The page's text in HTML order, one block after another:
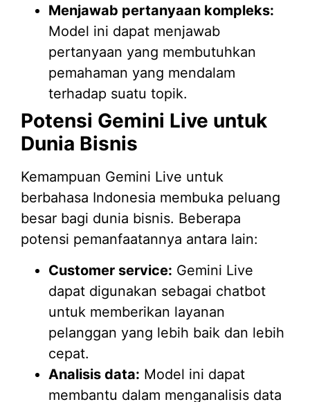
Menjawab pertanyaan kompleks:
Model ini dapat menjawab
pertanyaan yang membutuhkan
pemahaman yang mendalam
terhadap suatu topik.
Potensi Gemini Live untuk
Dunia Bisnis
Kemampuan Gemini Live untuk
berbahasa Indonesia membuka peluang
besar bagi dunia bisnis. Beberapa
potensi pemanfaatannya antara lain:
Customer service: Gemini Live
dapat digunakan sebagai chatbot
untuk memberikan layanan
pelanggan yang lebih baik dan lebih
cepat.
Analisis data: Model ini dapat
membantu dalam menganalisis data